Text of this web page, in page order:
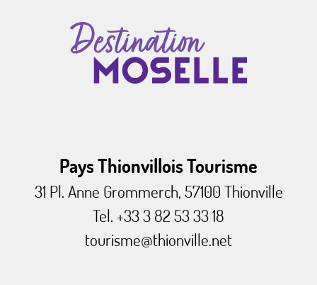
Pays Thionvillois Tourisme
31 Pl. Anne Grommerch, 57100 Thionville
Tel. +33 3 82 53 33 18
tourisme@thionville.net